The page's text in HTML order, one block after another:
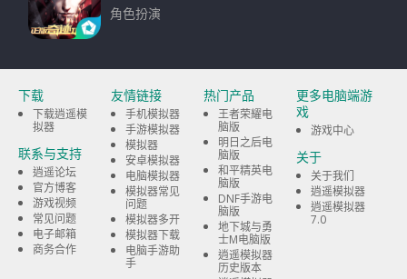
角色扮演
下载
下载逍遥模
拟器
联系与支持
逍遥论坛
官方博客
游戏视频
常见问题
电子邮箱
商务合作
友情链接
手机模拟器
手游模拟器
模拟器
安卓模拟器
电脑模拟器
模拟器常见
问题
模拟器多开
模拟器下载
电脑手游助
手
热门产品
王者荣耀电
脑版
明日之后电
脑版
和平精英电
脑版
DNF手游电
脑版
地下城与勇
士M电脑版
逍遥模拟器
历史版本
更多电脑端游
戏
游戏中心
关于
关于我们
逍遥模拟器
逍遥模拟器
7.0